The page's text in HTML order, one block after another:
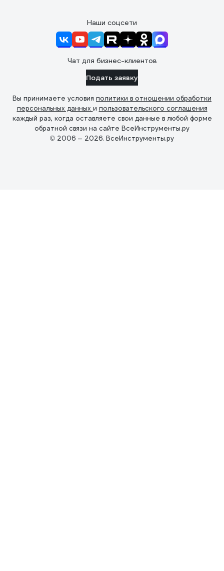
Наши соцсети
Чат для бизнес-клиентов
Подать заявку
Вы принимаете условия политики в отношении обработки
персональных данных и пользовательского соглашения
каждый раз, когда оставляете свои данные в любой форме
обратной связи на сайте ВсеИнструменты.ру
© 2006 — 2026. ВсеИнструменты.ру